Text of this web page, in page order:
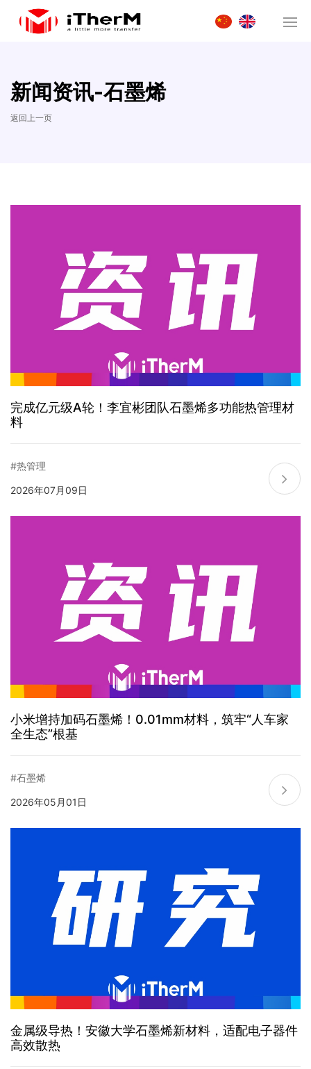
新闻资讯-石墨烯
返回上一页
完成亿元级A轮！李宜彬团队石墨烯多功能热管理材
料
#热管理
2026年07月09日
小米增持加码石墨烯！0.01mm材料，筑牢“人车家
全生态”根基
#石墨烯
2026年05月01日
金属级导热！安徽大学石墨烯新材料，适配电子器件
高效散热